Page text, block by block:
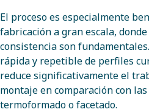
El proceso es especialmente
fabricación a gran escala,
consistencia son
rápida y repetible de perfiles
reduce significativamente el
montaje en comparación con
termoformado o facetado.